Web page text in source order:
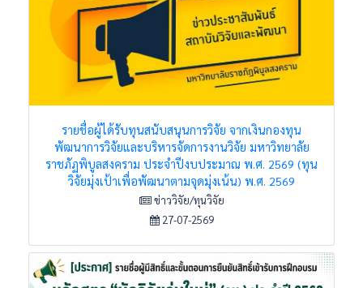
รายชื่อผู้ได้รับทุนสนับสนุนการวิจัย จากเงินกองทุน
พัฒนาการวิจัยและบริหารจัดการงานวิจัย มหาวิทยาลัย
ราชภัฏพิบูลสงคราม ประจำปีงบประมาณ พ.ศ. 2569 (ทุน
วิจัยมุ่งเป้าเพื่อพัฒนาตามจุดมุ่งเน้น) พ.ศ. 2569
ข่าววิจัย/ทุนวิจัย
27-07-2569